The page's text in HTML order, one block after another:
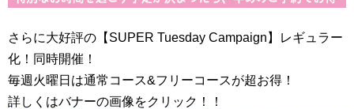
さらに大好評の【SUPER Tuesday Campaign】レギュラー
化！同時開催！
毎週火曜日は通常コース&フリーコースが超お得！
詳しくはバナーの画像をクリック！！